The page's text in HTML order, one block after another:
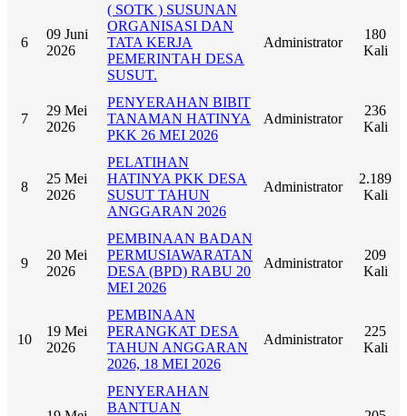
6
09 Juni
2026
( SOTK ) SUSUNAN
ORGANISASI DAN
TATA KERJA
PEMERINTAH DESA
SUSUT.
Administrator
180
Kali
7
29 Mei
2026
PENYERAHAN BIBIT
TANAMAN HATINYA
PKK 26 MEI 2026
Administrator
236
Kali
8
25 Mei
2026
PELATIHAN
HATINYA PKK DESA
SUSUT TAHUN
ANGGARAN 2026
Administrator
2.189
Kali
9
20 Mei
2026
PEMBINAAN BADAN
PERMUSIAWARATAN
DESA (BPD) RABU 20
MEI 2026
Administrator
209
Kali
10
19 Mei
2026
PEMBINAAN
PERANGKAT DESA
TAHUN ANGGARAN
2026, 18 MEI 2026
Administrator
225
Kali
PENYERAHAN
BANTUAN